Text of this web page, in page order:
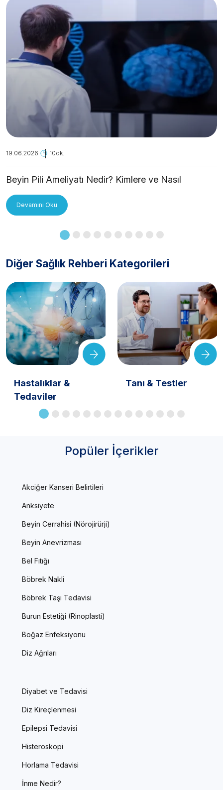
19.06.2026 10dk.
Beyin Pili Ameliyatı Nedir? Kimlere ve Nasıl
Devamını Oku
Diğer Sağlık Rehberi Kategorileri
Hastalıklar &
Tedaviler
Tanı & Testler
Popüler İçerikler
Akciğer Kanseri Belirtileri
Anksiyete
Beyin Cerrahisi (Nörojirürji)
Beyin Anevrizması
Bel Fıtığı
Böbrek Nakli
Böbrek Taşı Tedavisi
Burun Estetiği (Rinoplasti)
Boğaz Enfeksiyonu
Diz Ağrıları
Diyabet ve Tedavisi
Diz Kireçlenmesi
Epilepsi Tedavisi
Histeroskopi
Horlama Tedavisi
İnme Nedir?